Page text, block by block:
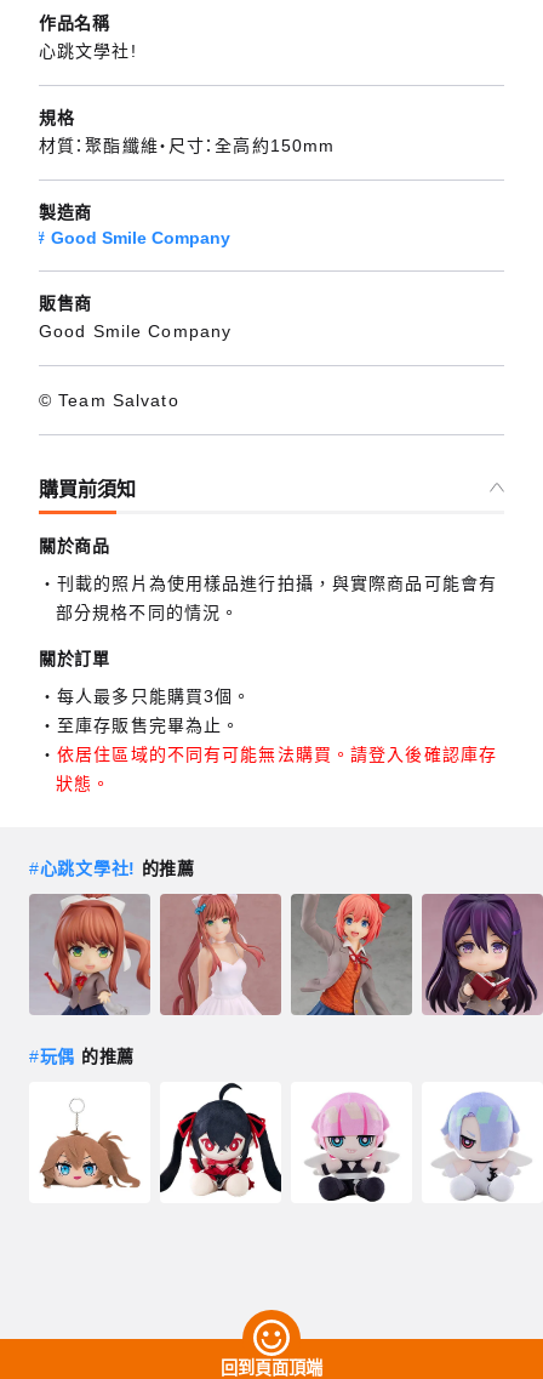
作品名稱
心跳文學社!
規格
材質：聚酯纖維・尺寸：全高約150mm
製造商
Good Smile Company
販售商
Good Smile Company
© Team Salvato
購買前須知
關於商品
刊載的照片為使用樣品進行拍攝，與實際商品可能會有
部分規格不同的情況。
關於訂單
每人最多只能購買3個。
至庫存販售完畢為止。
依居住區域的不同有可能無法購買。請登入後確認庫存
狀態。
#心跳文學社! 的推薦
#玩偶 的推薦
回到頁面頂端